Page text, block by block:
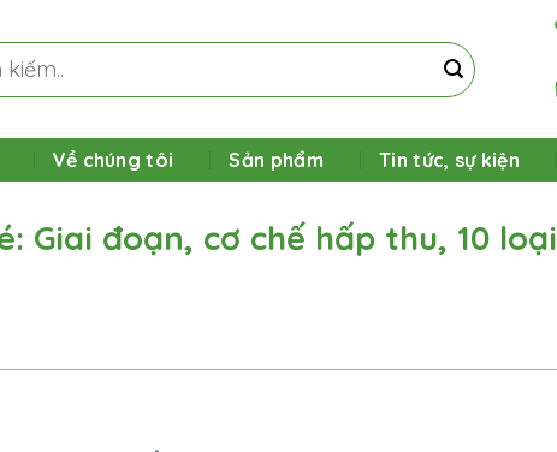
Về chúng tôi Sản phẩm Tin tức, sự kiện
Giai đoạn, cơ chế hấp thu, 10 loại